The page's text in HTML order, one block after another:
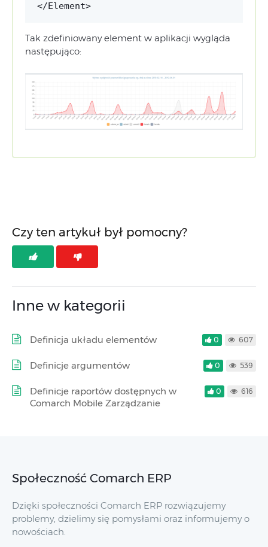
</Element>
Tak zdefiniowany element w aplikacji wygląda
następująco:
Czy ten artykuł był pomocny?
Inne w kategorii
Definicja układu elementów 0 607
Definicje argumentów 0 539
Definicje raportów dostępnych w
Comarch Mobile Zarządzanie
0 616
Społeczność Comarch ERP
Dzięki społeczności Comarch ERP rozwiązujemy
problemy, dzielimy się pomysłami oraz informujemy o
nowościach.